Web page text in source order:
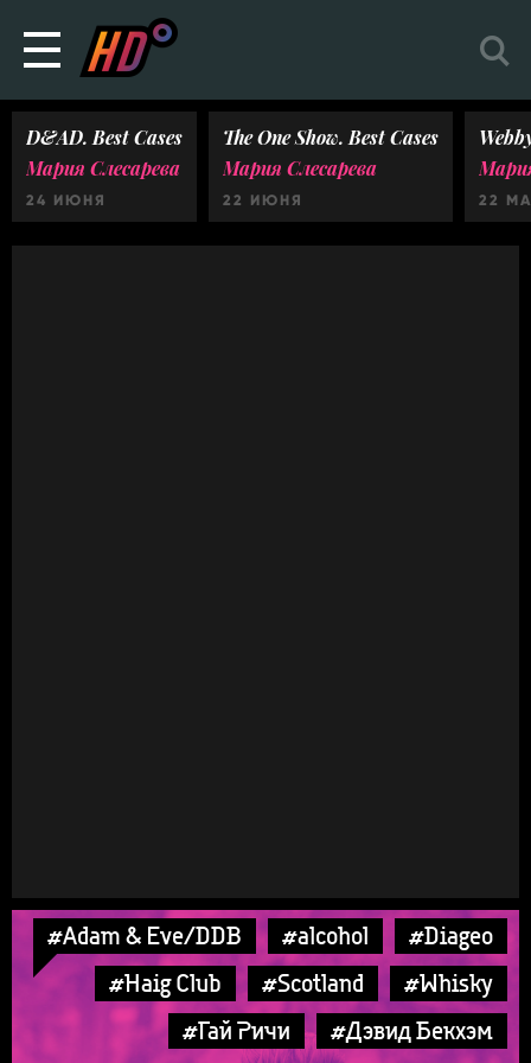
D&AD. Best Cases
Мария Слесарева
24 ИЮНЯ
The One Show. Best Cases
Мария Слесарева
22 ИЮНЯ 22
#Adam & Eve/DDB #alcohol
#Diageo
#Haig Club
#Scotland
#Whisky
#Гай Ричи
#Дэвид Бекхэм